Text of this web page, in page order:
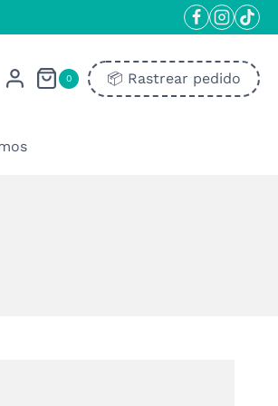
0 📦​ Rastrear pedido